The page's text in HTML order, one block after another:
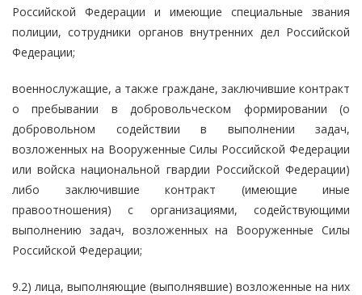
Российской Федерации и имеющие специальные звания
полиции, сотрудники органов внутренних дел Российской
Федерации;
военнослужащие, а также граждане, заключившие контракт
о пребывании в добровольческом формировании (о
добровольном содействии в выполнении задач,
возложенных на Вооруженные Силы Российской Федерации
или войска национальной гвардии Российской Федерации)
либо заключившие контракт (имеющие иные
правоотношения) с организациями, содействующими
выполнению задач, возложенных на Вооруженные Силы
Российской Федерации;
9.2) лица, выполняющие (выполнявшие) возложенные на них